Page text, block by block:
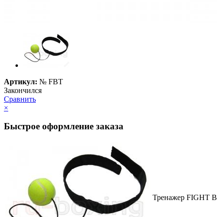
Артикул: № FBT
Закончился
Сравнить
×
Быстрое оформление заказа
Тренажер FIGHT